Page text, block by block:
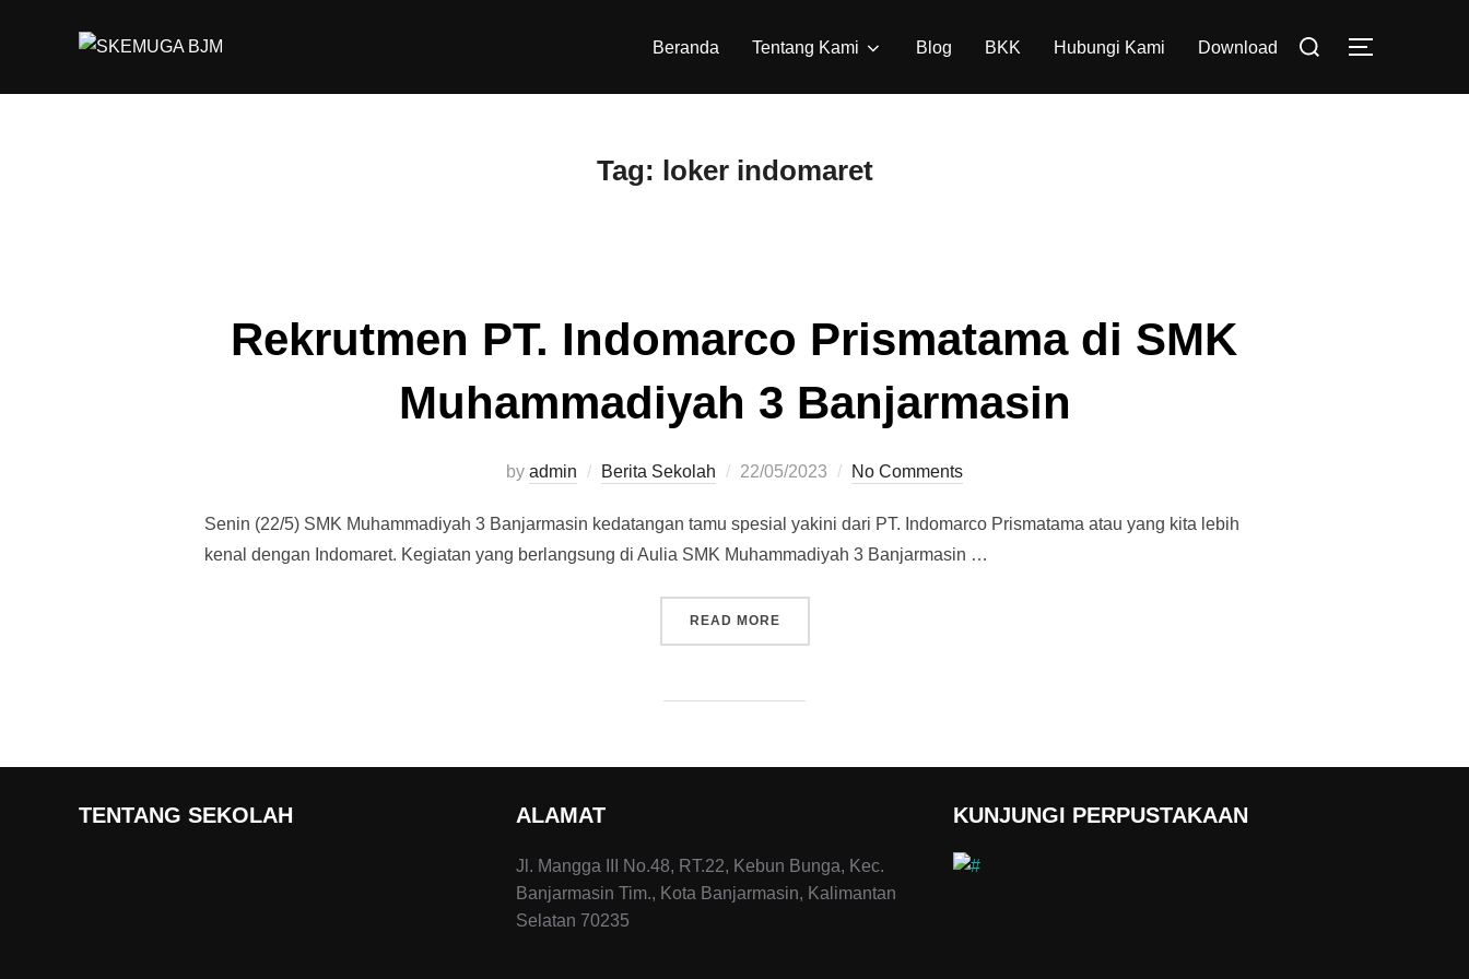
Beranda Tentang Kami Blog BKK Hubungi Kami Download
Search
TOGGLE
Tag: loker indomaret
Rekrutmen PT. Indomarco Prismatama di SMK
Muhammadiyah 3 Banjarmasin
by admin Berita Sekolah
Posted
22/05/2023 No Comments
Senin (22/5) SMK Muhammadiyah 3 Banjarmasin kedatangan tamu spesial yakini dari PT. Indomarco Prismatama atau yang kita lebih
kenal dengan Indomaret. Kegiatan yang berlangsung di Aulia SMK Muhammadiyah 3 Banjarmasin …
READ MORE
TENTANG SEKOLAH ALAMAT
Jl. Mangga III No.48, RT.22, Kebun Bunga, Kec.
Banjarmasin Tim., Kota Banjarmasin, Kalimantan
Selatan 70235
KUNJUNGI PERPUSTAKAAN